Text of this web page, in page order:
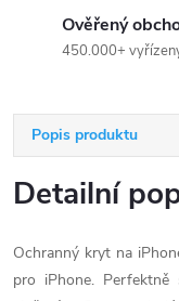
Ověřený
450.000+
Popis produktu
Detailní
Ochranný kryt na
pro iPhone.